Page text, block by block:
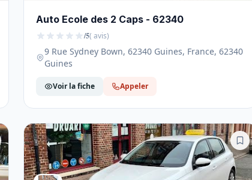
Auto Ecole des 2 Caps - 62340
/5( avis)
9 Rue Sydney Bown, 62340 Guines, France, 62340
Guines
Voir la fiche Appeler